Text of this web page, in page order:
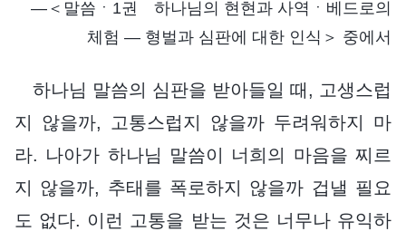
―＜말씀ㆍ1권 하나님의 현현과 사역ㆍ베드로의
체험 ― 형벌과 심판에 대한 인식＞ 중에서
하나님 말씀의 심판을 받아들일 때, 고생스럽
지 않을까, 고통스럽지 않을까 두려워하지 마
라. 나아가 하나님 말씀이 너희의 마음을 찌르
지 않을까, 추태를 폭로하지 않을까 겁낼 필요
도 없다. 이런 고통을 받는 것은 너무나 유익하